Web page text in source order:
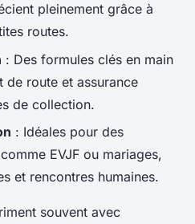
pleinement grâce à
routes.
: Des formules clés en main
de route et assurance
de collection.
: Idéales pour des
EVJF ou mariages,
et rencontres humaines.
souvent avec